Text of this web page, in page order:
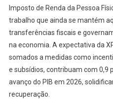
Imposto de Renda da Pessoa
trabalho que ainda se mantém
transferências fiscais e
na economia. A expectativa da
somados a medidas como
e subsídios, contribuam com 0,9
avanço do PIB em 2026,
recuperação.